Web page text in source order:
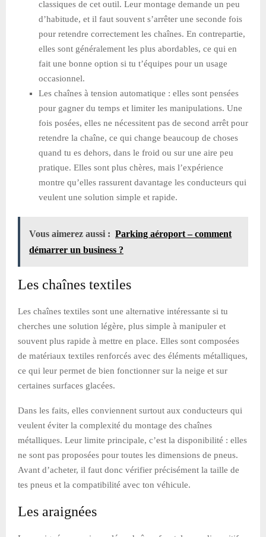
classiques de cet outil. Leur montage demande un peu
d’habitude, et il faut souvent s’arrêter une seconde fois
pour retendre correctement les chaînes. En contrepartie,
elles sont généralement les plus abordables, ce qui en
fait une bonne option si tu t’équipes pour un usage
occasionnel.
Les chaînes à tension automatique : elles sont pensées
pour gagner du temps et limiter les manipulations. Une
fois posées, elles ne nécessitent pas de second arrêt pour
retendre la chaîne, ce qui change beaucoup de choses
quand tu es dehors, dans le froid ou sur une aire peu
pratique. Elles sont plus chères, mais l’expérience
montre qu’elles rassurent davantage les conducteurs qui
veulent une solution simple et rapide.
Vous aimerez aussi : Parking aéroport – comment
démarrer un business ?
Les chaînes textiles
Les chaînes textiles sont une alternative intéressante si tu
cherches une solution légère, plus simple à manipuler et
souvent plus rapide à mettre en place. Elles sont composées
de matériaux textiles renforcés avec des éléments métalliques,
ce qui leur permet de bien fonctionner sur la neige et sur
certaines surfaces glacées.
Dans les faits, elles conviennent surtout aux conducteurs qui
veulent éviter la complexité du montage des chaînes
métalliques. Leur limite principale, c’est la disponibilité : elles
ne sont pas proposées pour toutes les dimensions de pneus.
Avant d’acheter, il faut donc vérifier précisément la taille de
tes pneus et la compatibilité avec ton véhicule.
Les araignées